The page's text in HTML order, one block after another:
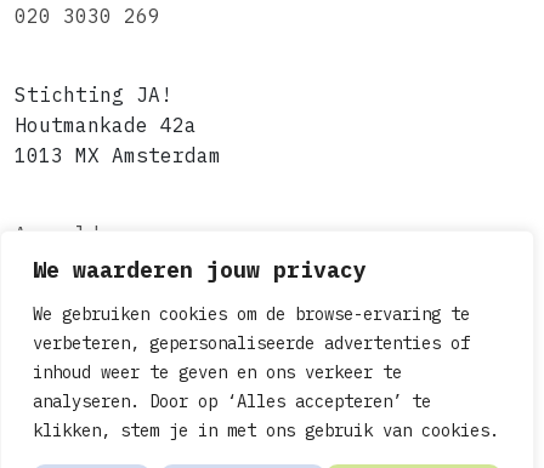
We waarderen jouw privacy
We gebruiken cookies om de browse-ervaring te
verbeteren, gepersonaliseerde advertenties of
inhoud weer te geven en ons verkeer te
analyseren. Door op ‘Alles accepteren’ te
klikken, stem je in met ons gebruik van cookies.
020 3030 269
Stichting JA!
Houtmankade 42a
1013 MX Amsterdam
Aanmelden
About
• Copyright 2026 © •Privacyverklaring &
Cookies• Klachten